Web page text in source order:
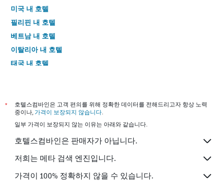
미국 내 호텔
필리핀 내 호텔
베트남 내 호텔
이탈리아 내 호텔
태국 내 호텔
*
호텔스컴바인은 고객 편의를 위해 정확한 데이터를 전해드리고자 항상 노력
중이나, 가격이 보장되지 않습니다.
일부 가격이 보장되지 않는 이유는 아래와 같습니다.
호텔스컴바인은 판매자가 아닙니다.
저희는 메타 검색 엔진입니다.
가격이 100% 정확하지 않을 수 있습니다.